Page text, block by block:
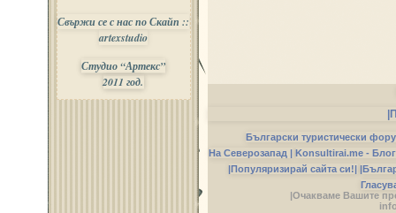
Свържи се с нас по Скайп ::
artexstudio
Студио “Артекс”
2011 год.
Български туристически
На Северозапад | Konsultirai.me -
|Популяризирай сайта си!|
|Очакваме Вашите